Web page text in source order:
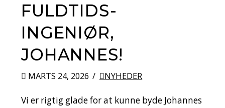
FULDTIDS-
INGENIØR,
JOHANNES!
MARTS 24, 2026 NYHEDER
Vi er rigtig glade for at kunne byde Johannes